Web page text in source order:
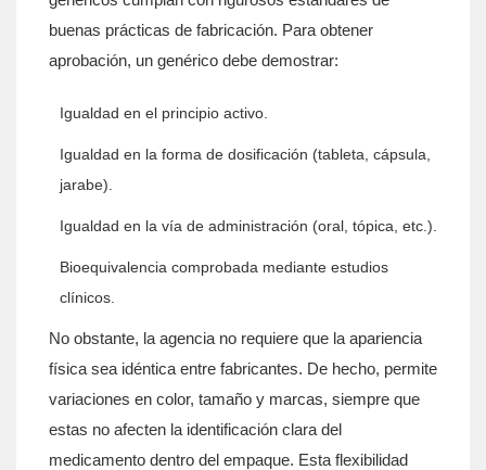
buenas prácticas de fabricación. Para obtener
aprobación, un genérico debe demostrar:
Igualdad en el principio activo.
Igualdad en la forma de dosificación (tableta, cápsula,
jarabe).
Igualdad en la vía de administración (oral, tópica, etc.).
Bioequivalencia comprobada mediante estudios
clínicos.
No obstante, la agencia no requiere que la apariencia
física sea idéntica entre fabricantes. De hecho, permite
variaciones en color, tamaño y marcas, siempre que
estas no afecten la identificación clara del
medicamento dentro del empaque. Esta flexibilidad